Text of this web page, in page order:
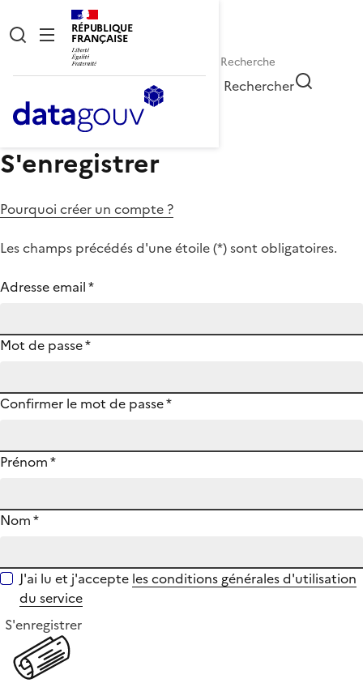
RÉPUBLIQUE
FRANÇAISE
Rechercher
S'enregistrer
Pourquoi créer un compte ?
Les champs précédés d'une étoile (*) sont obligatoires.
Adresse email*
Mot de passe*
Confirmer le mot de passe*
Prénom*
Nom*
J'ai lu et j'accepte les conditions générales d'utilisation
du service
S'enregistrer